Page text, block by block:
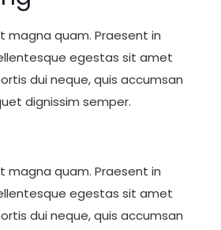
magna quam. Praesent in
egestas sit amet
dui neque, quis accumsan
dignissim semper.
magna quam. Praesent in
egestas sit amet
dui neque, quis accumsan